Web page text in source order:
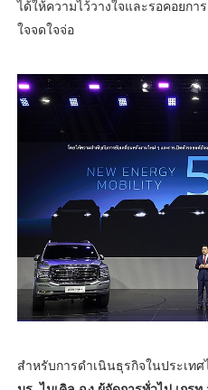
ได้ให้ความไว้วางใจและรอคอยก
ใจจดใจจ่อ
สำหรับการดำเนินธุรกิจในประเท